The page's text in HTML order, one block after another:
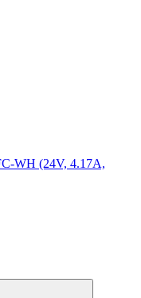
WH (24V, 4.17A,